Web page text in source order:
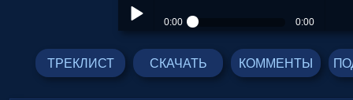
ТРЕКЛИСТ СКАЧАТЬ КОММЕНТЫ